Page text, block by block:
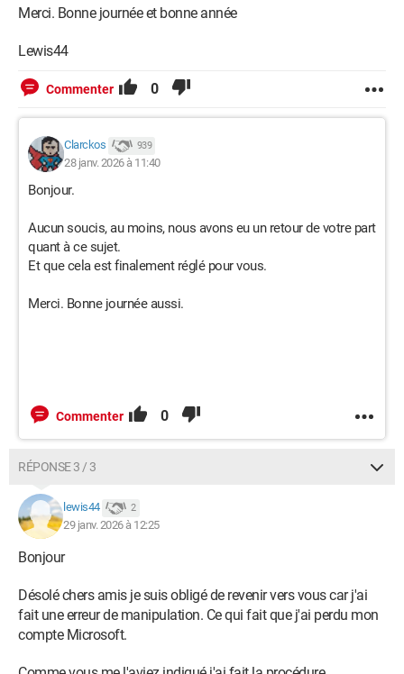
Merci. Bonne journée et bonne année
Lewis44
Commenter 0
Clarckos 939
28 janv. 2026 à 11:40
Bonjour.
Aucun soucis, au moins, nous avons eu un retour de votre part
quant à ce sujet.
Et que cela est finalement réglé pour vous.
Merci. Bonne journée aussi.
Commenter 0
RÉPONSE 3 / 3
lewis44 2
29 janv. 2026 à 12:25
Bonjour
Désolé chers amis je suis obligé de revenir vers vous car j'ai
fait une erreur de manipulation. Ce qui fait que j'ai perdu mon
compte Microsoft.